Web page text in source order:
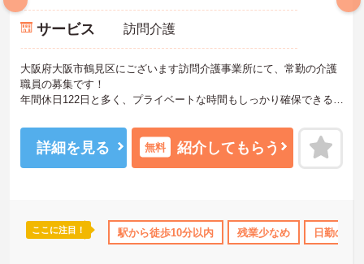
ブランクOK 資格取得サポート 研修制度あり 社会保険
サービス 訪問介護
大阪府大阪市鶴見区にございます訪問介護事業所にて、常勤の介護
職員の募集です！
年間休日122日と多く、プライベートな時間もしっかり確保できるの
帯のお仕事なので、ライフワークバランスを重視されている方にお
ススメの求人です♪各種手当・福利厚生も充実しているので、長期的
に働ける環境が整っています。
詳細を見る 無料 紹介してもらう
ここに注目！ 駅から徒歩10分以内 残業少なめ 日勤のみ